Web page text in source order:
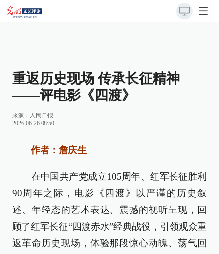
重返历史现场 传承长征精神​
——评电影《四渡》
来源： 人民日报
2026-06-26 08:50
作者：詹庆生
在中国共产党成立105周年、红军长征胜利
90周年之际，电影《四渡》以严谨的历史叙
述、年轻态的艺术表达、震撼的视听呈现，回
顾了红军长征“四渡赤水”经典战役，引领观众重
返革命历史现场，体验那段惊心动魄、荡气回